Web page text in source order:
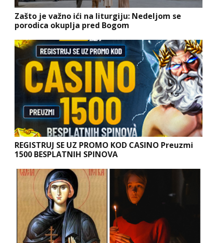
Zašto je važno ići na liturgiju: Nedeljom se
porodica okuplja pred Bogom
REGISTRUJ SE UZ PROMO KOD CASINO Preuzmi
1500 BESPLATNIH SPINOVA